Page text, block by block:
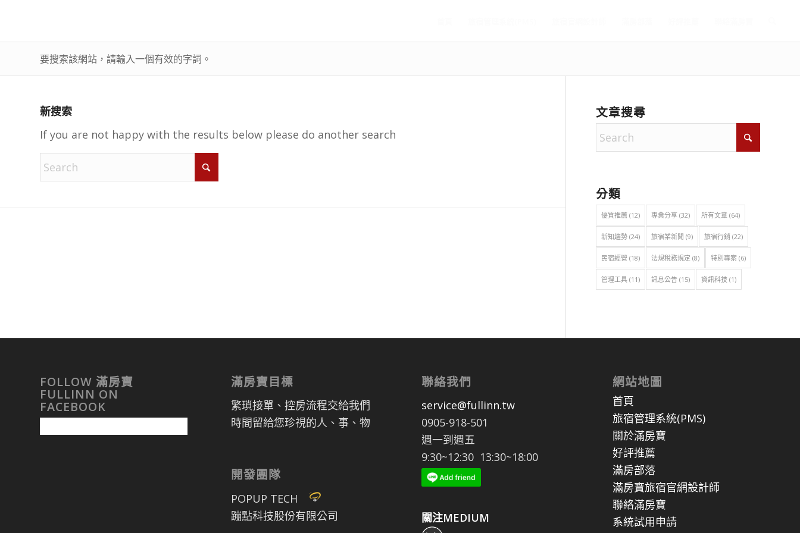
要搜索該網站，請輸入一個有效的字詞。
新搜索
If you are not happy with the results below please do another search
文章搜尋
分類
優質推薦 (12) 專業分享 (32) 所有文章 (64)
新知趨勢 (24) 旅宿業新聞 (9) 旅宿行銷 (22)
民宿經營 (18) 法規稅務規定 (8) 特別專案 (6)
管理工具 (11) 訊息公告 (15) 資訊科技 (1)
FOLLOW 滿房寶
FULLINN ON
FACEBOOK
滿房寶目標
繁瑣接單、控房流程交給我們
時間留給您珍視的人、事、物
開發團隊
POPUP TECH
蹦點科技股份有限公司
聯絡我們
service@fullinn.tw
0905-918-501
週一到週五
9:30~12:30 13:30~18:00
關注MEDIUM
網站地圖
首頁
旅宿管理系統(PMS)
關於滿房寶
好評推薦
滿房部落
滿房寶旅宿官網設計師
聯絡滿房寶
系統試用申請